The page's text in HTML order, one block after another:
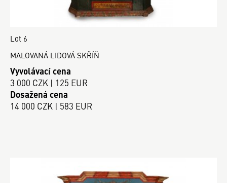
Lot 6
MALOVANÁ LIDOVÁ SKŘÍŇ
Vyvolávací cena
3 000 CZK | 125 EUR
Dosažená cena
14 000 CZK | 583 EUR